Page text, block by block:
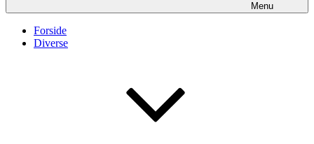
Menu
Forside
Diverse